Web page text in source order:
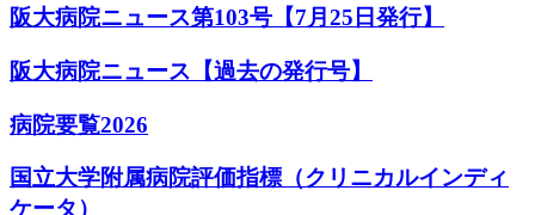
阪大病院ニュース第103号【7月25日発行】
阪大病院ニュース【過去の発行号】
病院要覧2026
国立大学附属病院評価指標（クリニカルインディ
ケータ）